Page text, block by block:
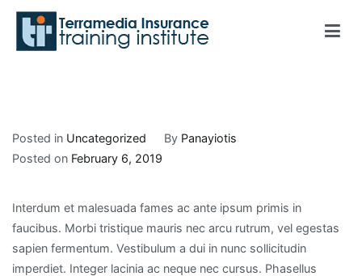
Skip
content
Posted in Uncategorized By Panayiotis
Posted on February 6, 2019
Interdum et malesuada fames ac ante ipsum primis in
faucibus. Morbi tristique mauris nec arcu rutrum, vel egestas
sapien fermentum. Vestibulum a dui in nunc sollicitudin
imperdiet. Integer lacinia ac neque nec cursus. Phasellus